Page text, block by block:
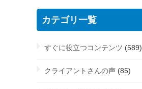
カテゴリ一覧
すぐに役立つコンテンツ (589)
クライアントさんの声 (85)